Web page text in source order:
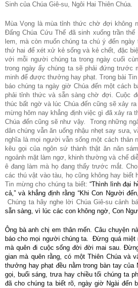
Sinh của Chúa Giê-su, Ngôi Hai Thiên Chúa.
MùaVọng là mùa tỉnh thức chờ đợi không
Đấng Chúa Cứu Thế đã sinh xuống trần
lem, mà còn muốn chúng ta chú ý đến
thứ hai để xét xử kẻ sống và kẻ chết, đặc
với mỗi người chúng ta trong ngày cuối
trong ngày ấy chúng ta sẽ phải đứng trước
minh để được thưởng hay phạt. Trong bài
báo chúng ta ngày giờ Chúa đến một cách
phải tỉnh thức và sẵn sàng chờ đợi. Cuộc
thúc bất ngờ và lúc Chúa đến cũng sẽ xảy
mừng hôm nay khẳng định việc gì đã xảy ra
Chúa đến cũng sẽ như vậy. Trong những
dân chúng vẫn ăn uống nhậu nhẹt say
nghĩa là mọi người vẫn sống một cách thản
kêu gọi của ngôn sứ thành thật ăn năn
ngoảnh mặt làm ngơ, khinh thường và chế
ê đang làm mà họ đang thấy trước mắt.
các thú vật vào tàu, họ cũng không hay biết
Tin mừng cho chúng ta biết:“Thình lình đại
cả,” và khẳng định rằng “Khi Con Người
Chúng ta hãy nghe lời Chúa Giê-su cảnh
sẵn sàng, vì lúc các con không ngờ, Con
Ông bà anh chị em thân mến. Câu chuyện
báo cho mọi người chúng ta. Đừng quá
mà quên đi cuộc sống đời đời mai sau.
gian mà quên rằng, có một Thiên Chúa và
thưởng hay phạt đều nằm trong bàn tay
gọi, buổi sáng, trưa hay chiều tối chúng ta
đã cho chúng ta biết rõ, ngày giờ Ngài đến